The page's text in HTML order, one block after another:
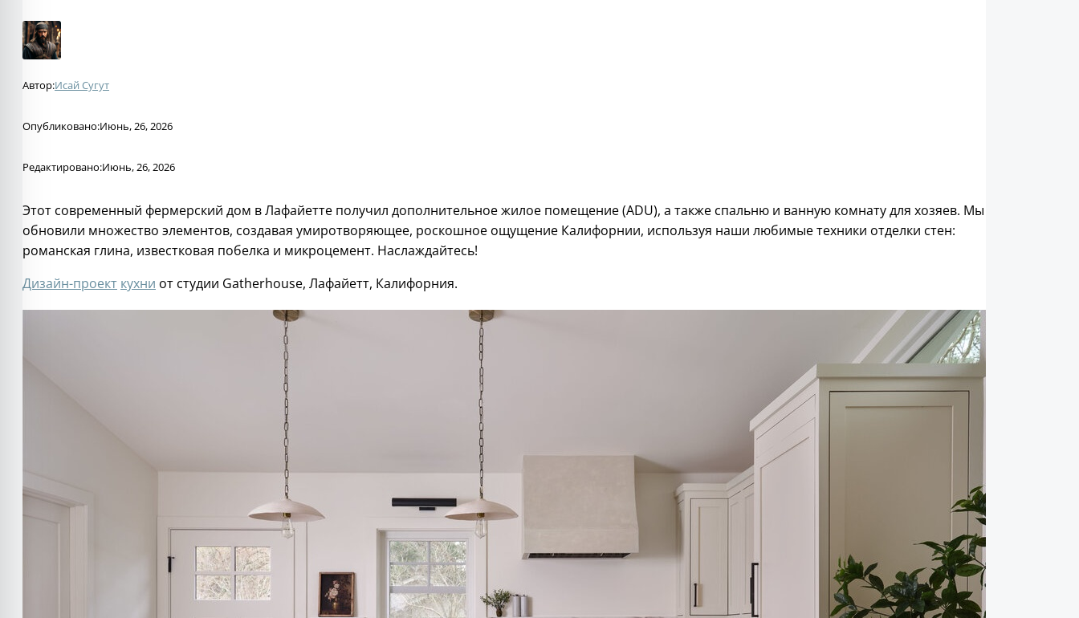
Автор:Исай Сугут
Опубликовано:Июнь, 26, 2026
Редактировано:Июнь, 26, 2026
Этот современный фермерский дом в Лафайетте получил дополнительное жилое помещение (ADU), а также спальню и ванную комнату для хозяев. Мы
обновили множество элементов, создавая умиротворяющее, роскошное ощущение Калифорнии, используя наши любимые техники отделки стен:
романская глина, известковая побелка и микроцемент. Наслаждайтесь!
Дизайн-проект кухни от студии Gatherhouse, Лафайетт, Калифорния.